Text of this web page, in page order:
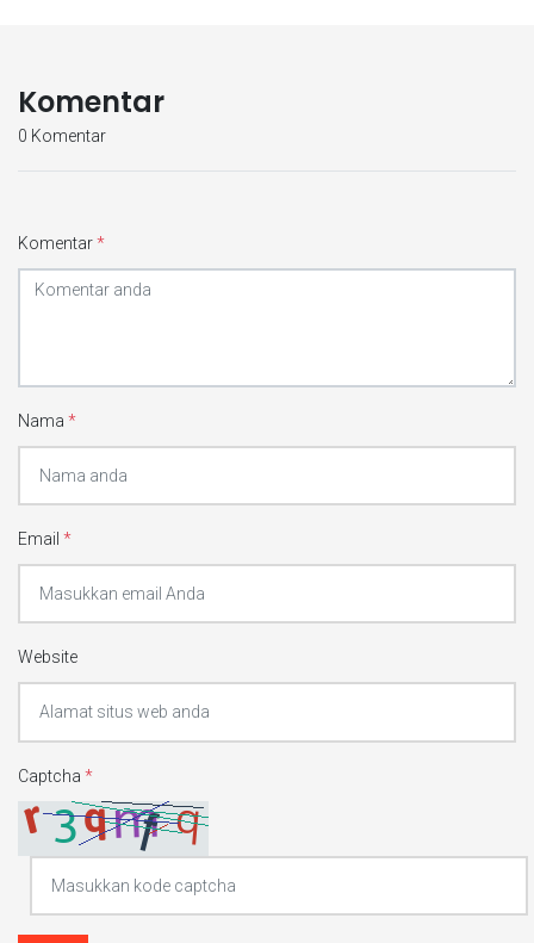
Komentar
0 Komentar
Komentar*
Nama *
Email *
Website
Captcha *